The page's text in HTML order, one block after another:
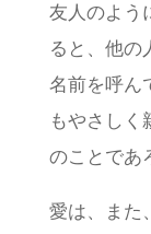
友人のよう
ると、他の
名前を呼ん
もやさし
のことであ
愛は、また